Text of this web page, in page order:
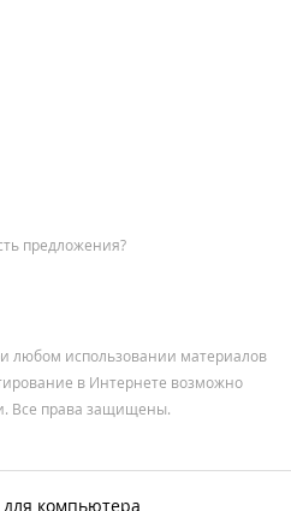
предложения?
использовании материалов
в Интернете возможно
Все права защищены.
компьютера